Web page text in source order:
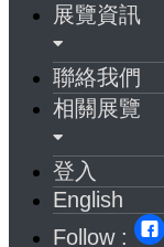
展覽資訊
聯絡我們
相關展覽
登入
English
Follow :